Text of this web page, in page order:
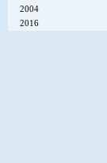
2004
2016